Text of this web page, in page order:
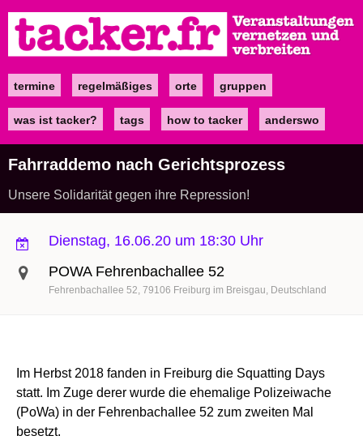
zum
Inhalt
Maintermine regelmäßiges orte gruppen
was ist tacker? tags how to tacker anderswo
Fahrraddemo nach Gerichtsprozess
Unsere Solidarität gegen ihre Repression!
Dienstag, 16.06.20 um 18:30 Uhr
POWA Fehrenbachallee 52
Fehrenbachallee 52 79106 Freiburg im Breisgau Deutschland
Im Herbst 2018 fanden in Freiburg die Squatting Days
statt. Im Zuge derer wurde die ehemalige Polizeiwache
(PoWa) in der Fehrenbachallee 52 zum zweiten Mal
besetzt.